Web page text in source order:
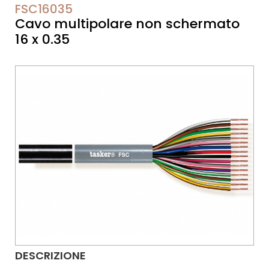
FSC16035
Cavo multipolare non schermato
16 x 0.35
DESCRIZIONE